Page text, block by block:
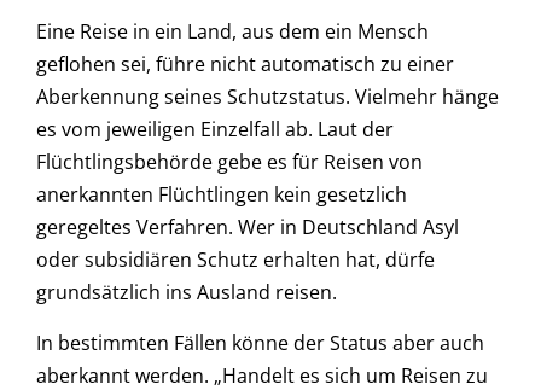
Eine Reise in ein Land, aus dem ein Mensch
geflohen sei, führe nicht automatisch zu einer
Aberkennung seines Schutzstatus. Vielmehr hänge
es vom jeweiligen Einzelfall ab. Laut der
Flüchtlingsbehörde gebe es für Reisen von
anerkannten Flüchtlingen kein gesetzlich
geregeltes Verfahren. Wer in Deutschland Asyl
oder subsidiären Schutz erhalten hat, dürfe
grundsätzlich ins Ausland reisen.
In bestimmten Fällen könne der Status aber auch
aberkannt werden. „Handelt es sich um Reisen zu